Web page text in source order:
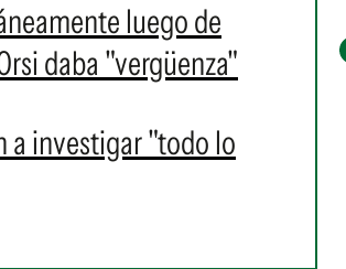
luego de
daba "vergüenza"
a investigar "todo lo